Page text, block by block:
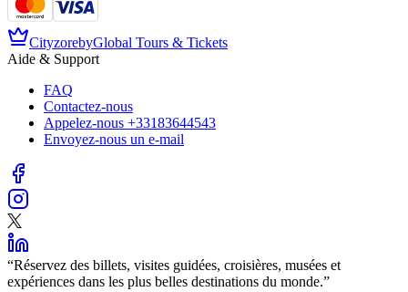
CityzorebyGlobal Tours & Tickets
Aide & Support
FAQ
Contactez-nous
Appelez-nous +33183644543
Envoyez-nous un e-mail
“Réservez des billets, visites guidées, croisières, musées et
expériences dans les plus belles destinations du monde.”